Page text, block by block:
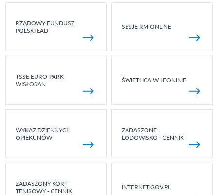
RZĄDOWY FUNDUSZ
POLSKI ŁAD
SESJE RM ONLINE
TSSE EURO-PARK
WISŁOSAN
ŚWIETLICA W LEONINIE
WYKAZ DZIENNYCH
OPIEKUNÓW
ZADASZONE
LODOWISKO - CENNIK
ZADASZONY KORT
TENISOWY - CENNIK
INTERNET.GOV.PL